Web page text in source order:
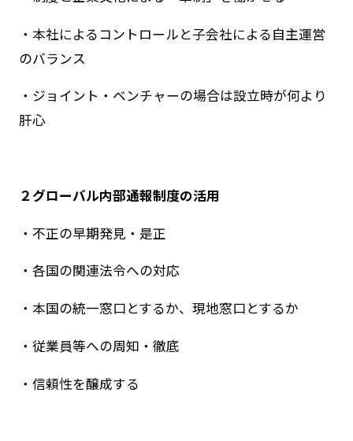
・本社によるコントロールと子会社による自主運営
のバランス
・ジョイント・ベンチャーの場合は設立時が何より
肝心
２グローバル内部通報制度の活用
・不正の早期発見・是正
・各国の関連法令への対応
・本国の統一窓口とするか、現地窓口とするか
・従業員等への周知・徹底
・信頼性を醸成する